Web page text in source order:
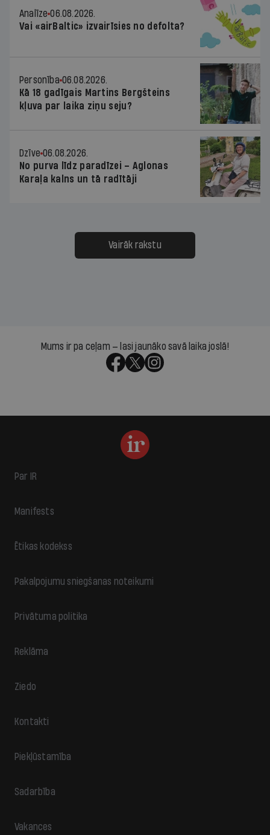
Analīze 06.08.2026.
Vai «airBaltic» izvairīsies no defolta?
Personība 06.08.2026.
Kā 18 gadīgais Martins Bergšteins
kļuva par laika ziņu seju?
Dzīve 06.08.2026.
No purva līdz paradīzei – Aglonas
Karaļa kalns un tā radītāji
Vairāk rakstu
Mums ir pa ceļam — lasi jaunāko savā laika joslā!
Par IR
Manifests
Ētikas kodekss
Pakalpojumu sniegšanas noteikumi
Privātuma politika
Reklāma
Ziedo
Kontakti
Piekļūstamība
Sadarbība
Vakances